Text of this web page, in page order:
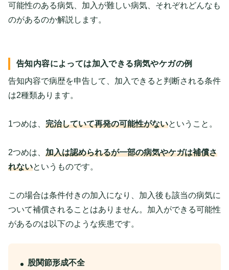
可能性のある病気、加入が難しい病気、それぞれどんなも
のがあるのか解説します。
告知内容によっては加入できる病気やケガの例
告知内容で病歴を申告して、加入できると判断される条件
は2種類あります。
1つめは、 完治していて再発の可能性がないということ。
2つめは、 加入は認められるが一部の病気やケガは補償さ
れないというものです。
この場合は条件付きの加入になり、加入後も該当の病気に
ついて補償されることはありません。加入ができる可能性
があるのは以下のような疾患です。
股関節形成不全